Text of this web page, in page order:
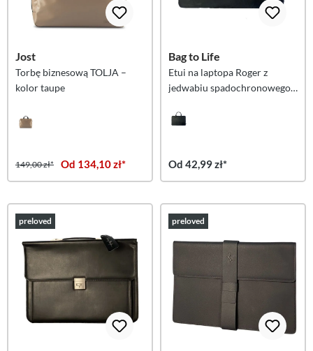
Jost
Torbę biznesową TOLJA –
kolor taupe
149,00 zł* Od 134,10 zł*
Bag to Life
Etui na laptopa Roger z
jedwabiu spadochronowego
Od 42,99 zł*
preloved preloved